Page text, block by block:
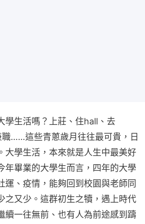
學生活嗎？上莊、住hall、去
……這些青蔥歲月往往最可貴，日
大學生活，本來就是人生中最美好
年畢業的大學生而言，四年的大學
運、疫情，能夠回到校園與老師同
之又少。這群初生之犢，遇上時代
續一往無前、也有人為前途感到躊